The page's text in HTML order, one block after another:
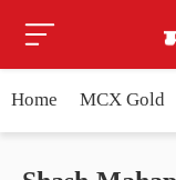
Home MCX Gold